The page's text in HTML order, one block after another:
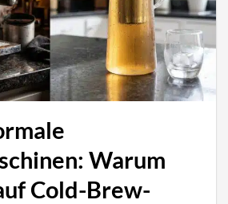
Warum
Cold-Brew-